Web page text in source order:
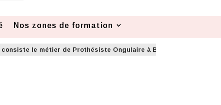
Nos zones de formation
consiste le métier de Prothésiste Ongulaire à Bordeaux